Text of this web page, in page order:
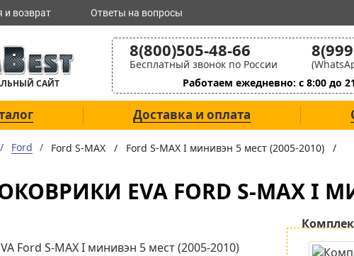
и возврат Ответы на вопросы
САЙТ
8(800)505-48-66
Бесплатный звонок по России
Работаем ежедневно: с 8:00 до
Доставка и оплата
Ford Ford S-MAX / Ford S-MAX I минивэн 5 мест (2005-2010) /
EVA FORD S-MAX I